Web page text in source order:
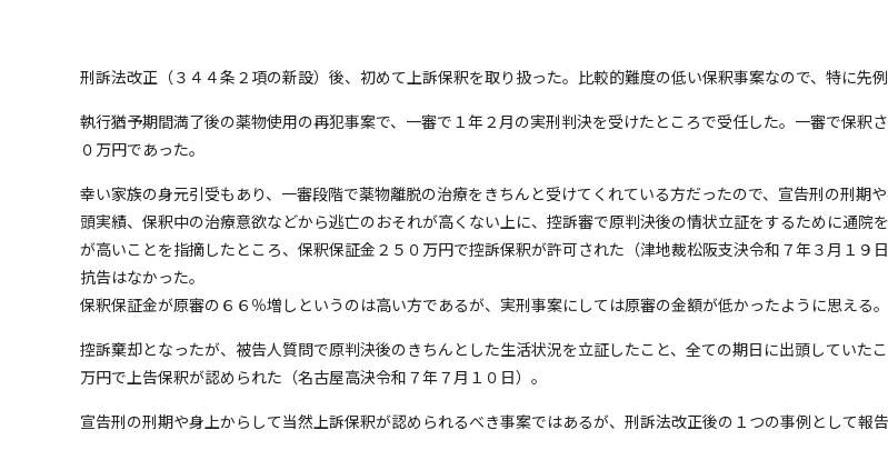
刑訴法改正（３４４条２項の新設）後、初めて上訴保釈を取り扱った。比較的難度の低い保釈事案なので、特に先例
執行猶予期間満了後の薬物使用の再犯事案で、一審で１年２月の実刑判決を受けたところで受任した。一審で保釈
０万円であった。
幸い家族の身元引受もあり、一審段階で薬物離脱の治療をきちんと受けてくれている方だったので、宣告刑の刑期
頭実績、保釈中の治療意欲などから逃亡のおそれが高くない上に、控訴審で原判決後の情状立証をするために通院
が高いことを指摘したところ、保釈保証金２５０万円で控訴保釈が許可された（津地裁松阪支決令和７年３月１９日
抗告はなかった。
保釈保証金が原審の６６％増しというのは高い方であるが、実刑事案にしては原審の金額が低かったように思える。
控訴棄却となったが、 被告人質問で原判決後のきちんとした生活状況を立証したこと、全ての期日に出頭していたこ
万円で上告保釈が認められた（名古屋高決令和７年７月１０日）。
宣告刑の刑期や身上からして当然上訴保釈が認められるべき事案ではあるが、刑訴法改正後の１つの事例として報告